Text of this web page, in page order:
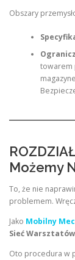
Obszary
towarem
Możemy
To, że nie
problemem.
Jako Mobilny
Sieć
Oto procedura w